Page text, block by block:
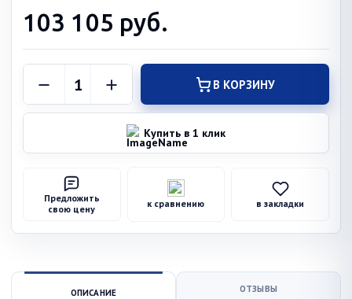
103 105 руб.
В КОРЗИНУ
Купить в 1 клик
Предложить
свою цену
к сравнению в закладки
ОПИСАНИЕ ОТЗЫВЫ